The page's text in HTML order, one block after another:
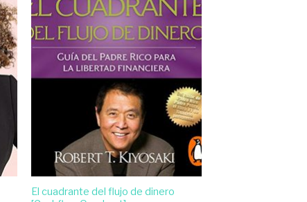
El cuadrante del flujo de dinero